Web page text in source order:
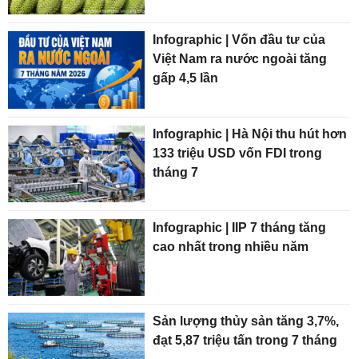
Infographic | Vốn đầu tư của
Việt Nam ra nước ngoài tăng
gấp 4,5 lần
Infographic | Hà Nội thu hút hơn
133 triệu USD vốn FDI trong
tháng 7
Infographic | IIP 7 tháng tăng
cao nhất trong nhiều năm
Sản lượng thủy sản tăng 3,7%,
đạt 5,87 triệu tấn trong 7 tháng